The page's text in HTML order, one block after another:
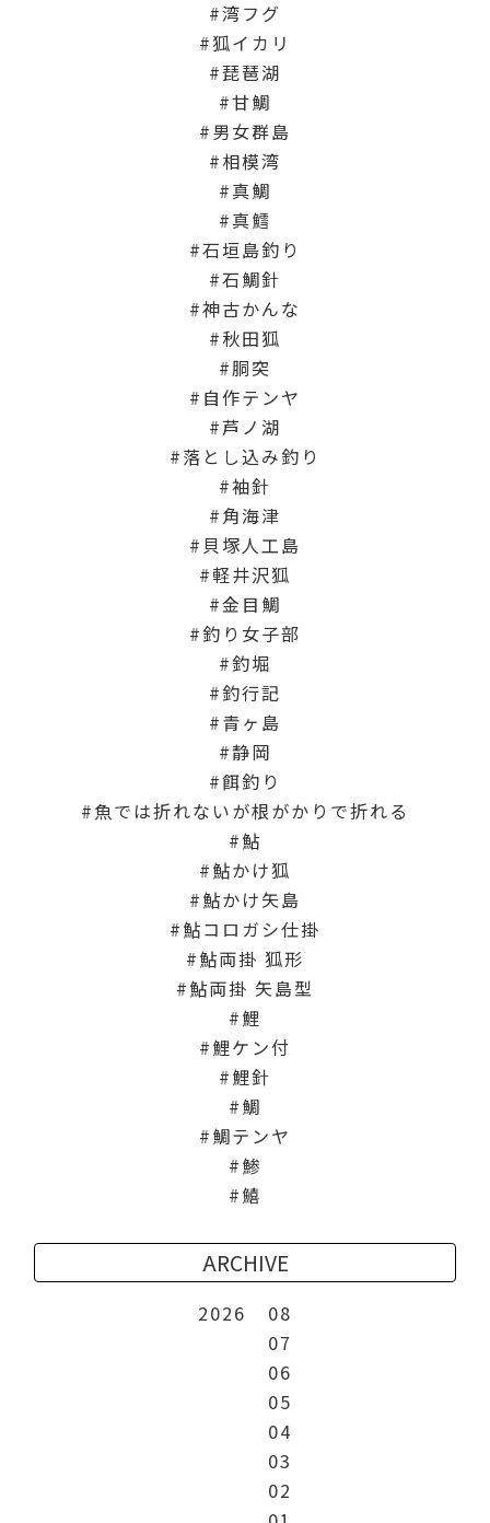
湾フグ
狐イカリ
琵琶湖
甘鯛
男女群島
相模湾
真鯛
真鱈
石垣島釣り
石鯛針
神古かんな
秋田狐
胴突
自作テンヤ
芦ノ湖
落とし込み釣り
袖針
角海津
貝塚人工島
軽井沢狐
金目鯛
釣り女子部
釣堀
釣行記
青ヶ島
静岡
餌釣り
魚では折れないが根がかりで折れる
鮎
鮎かけ狐
鮎かけ矢島
鮎コロガシ仕掛
鮎両掛 狐形
鮎両掛 矢島型
鯉
鯉ケン付
鯉針
鯛
鯛テンヤ
鯵
鱚
ARCHIVE
2026
08
07
06
05
04
03
02